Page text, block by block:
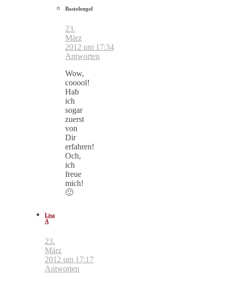
Bastelengel
23.
März
2012 um 17:34
Antworten
Wow,
cooool!
Hab
ich
sogar
zuerst
von
Dir
erfahren!
Och,
ich
freue
mich!
🙂
Lisa
A
23.
März
2012 um 17:17
Antworten